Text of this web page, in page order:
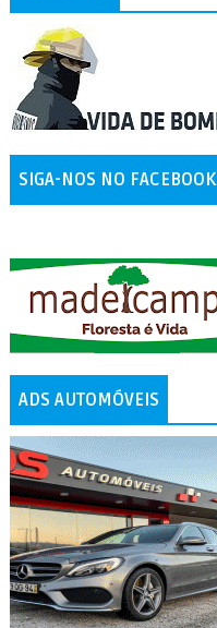
SIGA-NOS NO FACEBOOK
ADS AUTOMÓVEIS